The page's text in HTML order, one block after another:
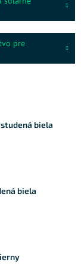
pre
studená biela
biela